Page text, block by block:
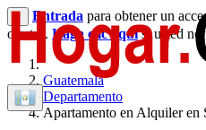
× Entrada para obtener un
ofertas. Haga clic aquísi usted no
Guatemala
Departamento
Apartamento en Alquiler en